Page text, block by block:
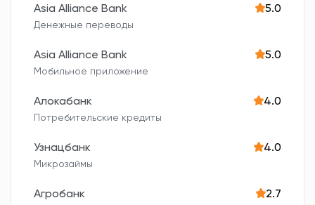
Asia Alliance Bank 5.0
Денежные переводы
Asia Alliance Bank 5.0
Мобильное приложение
Алокабанк 4.0
Потребительские кредиты
Узнацбанк 4.0
Микрозаймы
Агробанк 2.7